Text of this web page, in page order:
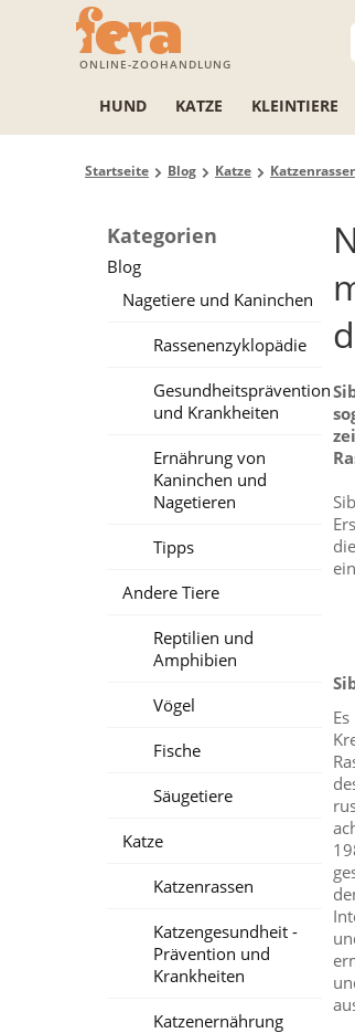
ONLINE-ZOOHANDLUNG
HUND KATZE KLEINTIERE
Startseite Blog Katze
Kategorien
Blog
Nagetiere und Kaninchen
Rassenenzyklopädie
Gesundheitsprävention
und Krankheiten
Ernährung von
Kaninchen und
Nagetieren
Tipps
Andere Tiere
Reptilien und
Amphibien
Vögel
Fische
Säugetiere
Katze
Katzenrassen
Katzengesundheit -
Prävention und
Krankheiten
Katzenernährung